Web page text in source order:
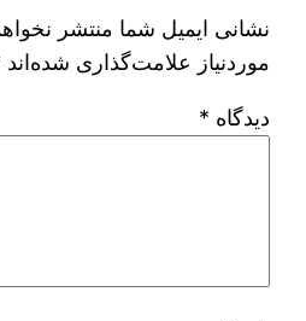
نشانی ایمیل شما منتشر
موردنیاز علامت‌گذاری شده‌اند
دیدگاه *